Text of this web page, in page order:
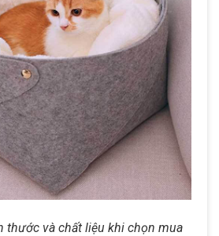
thước và chất liệu khi chọn mua